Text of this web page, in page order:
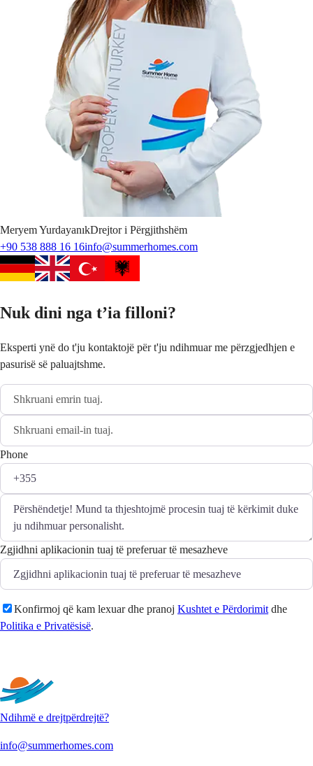
MeryemYurdayanıkDrejtor i Përgjithshëm
+90 538 888 16 16info@summerhomes.com
Nuk dini nga t’ia filloni?
Eksperti ynë do t'ju kontaktojë për t'ju ndihmuar me përzgjedhjen e
pasurisë së paluajtshme.
Phone
Zgjidhni aplikacionin tuaj të preferuar të mesazheve
Konfirmoj që kam lexuar dhe pranoj Kushtet e Përdorimit dhe
Politika e Privatësisë.
Ndihmë e drejtpërdrejtë?
info@summerhomes.com